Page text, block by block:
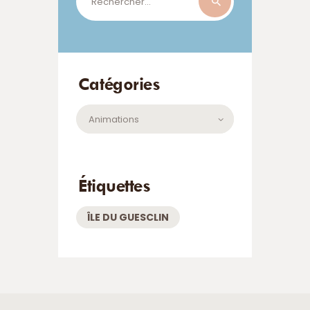
Catégories
Catégories
Étiquettes
ÎLE DU GUESCLIN